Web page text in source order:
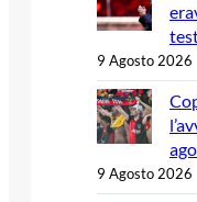
9 Agosto 2026
9 Agosto 2026